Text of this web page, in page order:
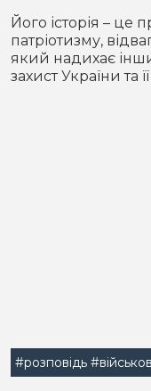
Його історія – це
патріотизму,
який надихає
захист України та
#розповідь